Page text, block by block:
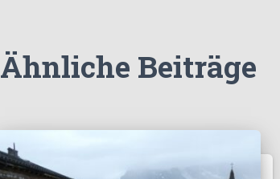
Ähnliche Beiträge